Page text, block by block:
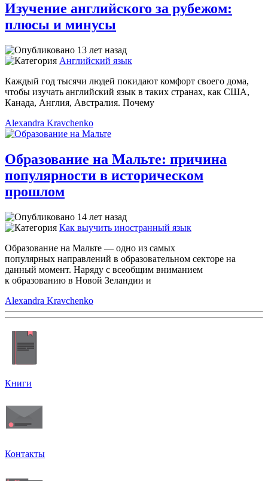
Изучение английского за рубежом:
плюсы и минусы
13 лет назад
Английский язык
Каждый год тысячи людей покидают комфорт своего дома,
чтобы изучать английский язык в таких странах, как США,
Канада, Англия, Австралия. Почему
Alexandra Kravchenko
Образование на Мальте: причина
популярности в историческом
прошлом
14 лет назад
Как выучить иностранный язык
Образование на Мальте — одно из самых
популярных направлений в образовательном секторе на
данный момент. Наряду с всеобщим вниманием
к образованию в Новой Зеландии и
Alexandra Kravchenko
Книги
Контакты